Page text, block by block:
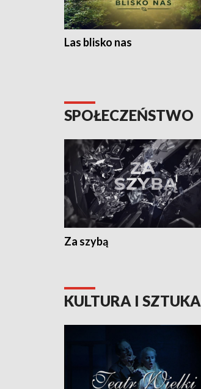
Las blisko nas
SPOŁECZEŃSTWO
Za szybą
KULTURA I SZTUKA